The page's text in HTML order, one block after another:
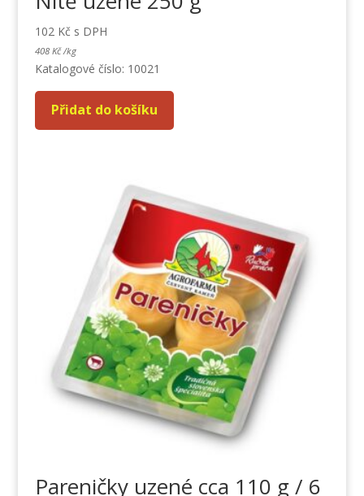
102 Kč s DPH
408 Kč /kg
Katalogové číslo: 10021
Přidat do košíku
Pareničky uzené cca 110 g / 6